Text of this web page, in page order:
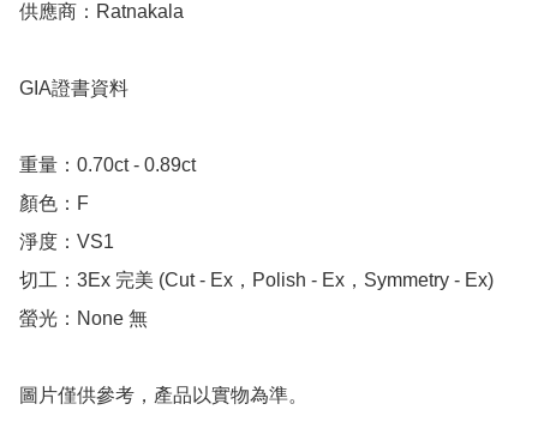
供應商：Ratnakala
GIA證書資料
重量：0.70ct - 0.89ct
顏色：F
淨度：VS1
切工：3Ex 完美 (Cut - Ex，Polish - Ex，Symmetry - Ex)
螢光：None 無
圖片僅供參考，產品以實物為準。